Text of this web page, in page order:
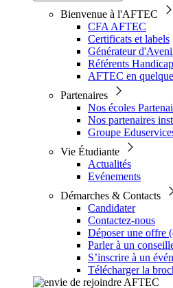
Bienvenue à l'AFTEC
CFA AFTEC
Certificats et labels
Générateur
Référents Handicap
AFTEC en
Partenaires
Nos écoles
Nos partenaires
Groupe
Vie Étudiante
Actualités
Evénements
Démarches & Contacts
Candidater
Contactez-nous
Déposer une offre
Parler à un
S’inscrire à un
Télécharger la